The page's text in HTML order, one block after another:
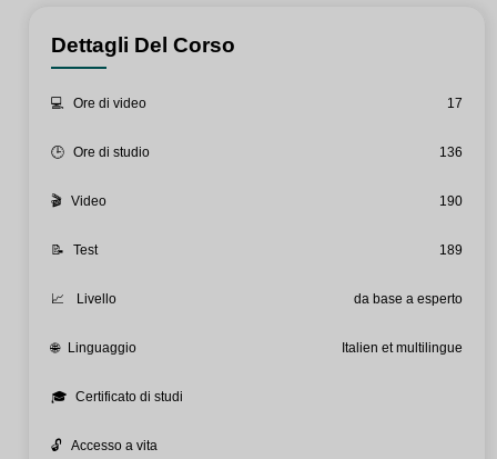
Dettagli Del Corso
💻 Ore di video 17
🕒 Ore di studio 136
🎬 Video 190
📝 Test 189
📈 Livello da base a esperto
🌐 Linguaggio Italien et multilingue
🎓 Certificato di studi
🔓 Accesso a vita